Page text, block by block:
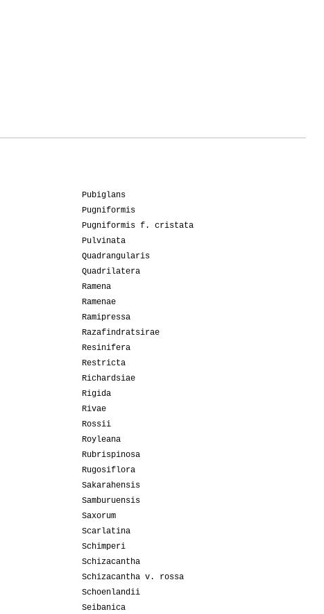
Pubiglans
Pugniformis
Pugniformis f. cristata
Pulvinata
Quadrangularis
Quadrilatera
Ramena
Ramenae
Ramipressa
Razafindratsirae
Resinifera
Restricta
Richardsiae
Rigida
Rivae
Rossii
Royleana
Rubrispinosa
Rugosiflora
Sakarahensis
Samburuensis
Saxorum
Scarlatina
Schimperi
Schizacantha
Schizacantha v. rossa
Schoenlandii
Seibanica